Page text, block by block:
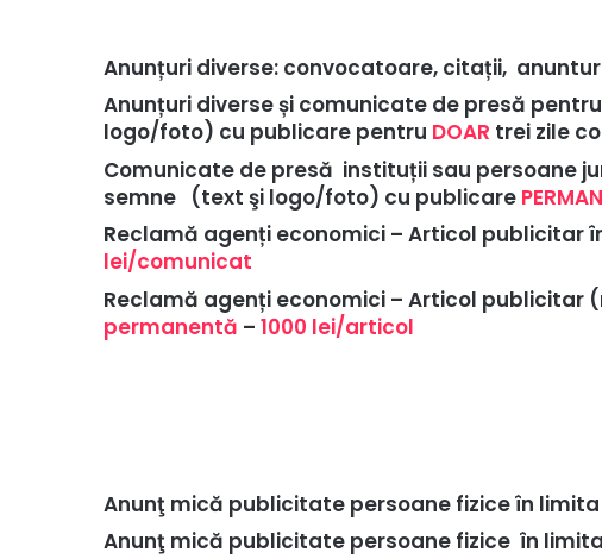
Anunțuri diverse: convocatoare, citații,
Anunțuri diverse și comunicate de presă
logo/foto) cu publicare pentru DOAR trei zile
Comunicate de presă instituții sau persoane
semne (text şi logo/foto) cu publicare
Reclamă agenți economici – Articol publicitar
lei/comunicat
Reclamă agenți economici – Articol publicitar
permanentă – 1000 lei/articol
Anunţ mică publicitate persoane fizice în
Anunţ mică publicitate persoane fizice în